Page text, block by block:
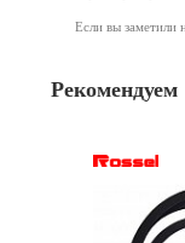
Если вы заметили
Рекомендуем